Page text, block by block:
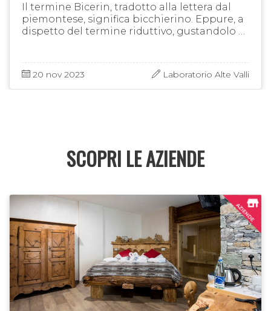
Il termine Bicerin, tradotto alla lettera dal
piemontese, significa bicchierino. Eppure, a
dispetto del termine riduttivo, gustandolo si
20 nov 2023 Laboratorio Alte Valli
SCOPRI LE AZIENDE